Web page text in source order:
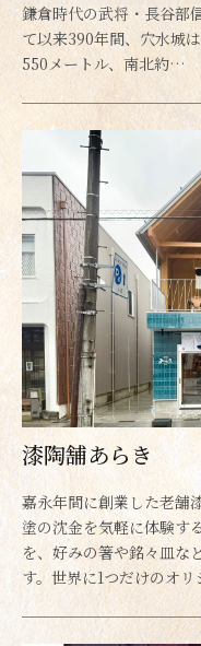
鎌倉時代の武将・長谷部
て以来390年間、穴水城
550メートル、南北約…
漆陶舗あらき
嘉永年間に創業した老舗
塗の沈金を気軽に体験す
を、好みの箸や銘々皿な
す。世界に1つだけのオ